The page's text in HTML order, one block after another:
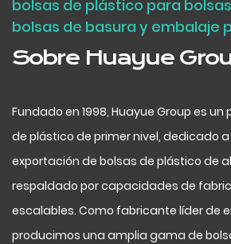
bolsas de plástico para
bolsas de basura y embalaje
Sobre Huayue
Fundado en 1998, Huayue Group es
de plástico de primer nivel, dedicado
exportación de bolsas de plástico de
respaldado por capacidades de
escalables. Como fabricante líder de
producimos una amplia gama de